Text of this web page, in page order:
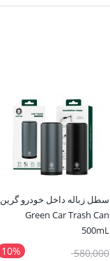
سطل زباله داخل خودرو گرین
Green Car Trash Can
500mL
10% 580,000قیمت